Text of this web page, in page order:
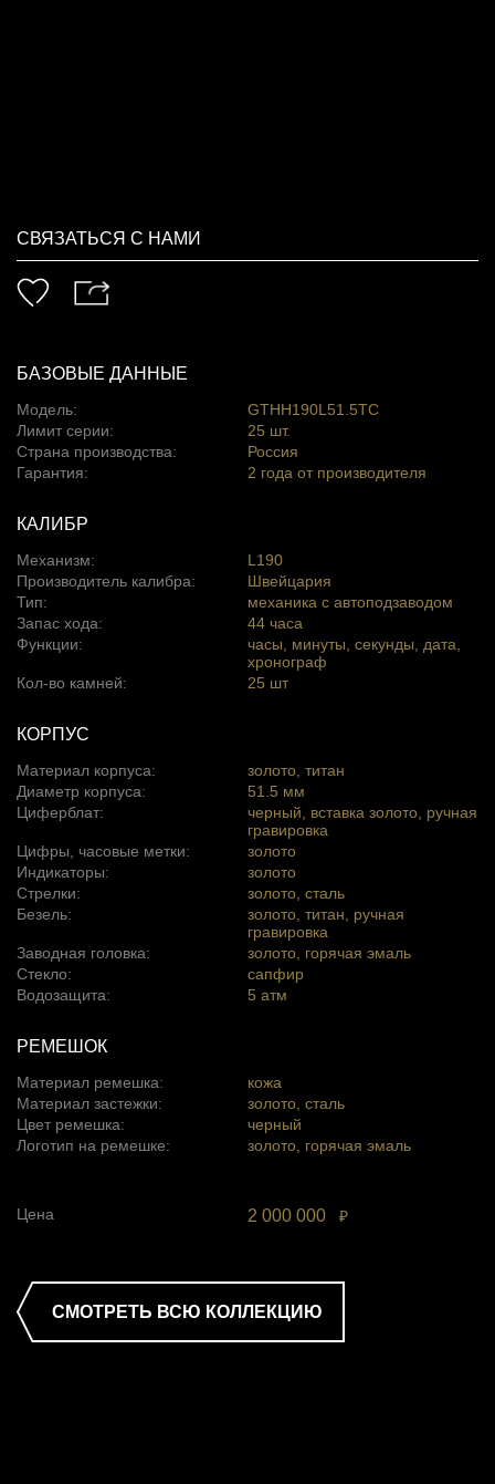
СВЯЗАТЬСЯ С НАМИ
БАЗОВЫЕ ДАННЫЕ
Модель:
GTHH190L51.5TC
Лимит серии:
25 шт.
Страна производства:
Россия
Гарантия:
2 года от производителя
КАЛИБР
Механизм:
L190
Производитель калибра:
Швейцария
Тип:
механика с автоподзаводом
Запас хода:
44 часа
Функции:
часы, минуты, секунды, дата,
хронограф
Кол-во камней:
25 шт
КОРПУС
Материал корпуса:
золото, титан
Диаметр корпуса:
51.5 мм
Циферблат:
черный, вставка золото, ручная
гравировка
Цифры, часовые метки:
золото
Индикаторы:
золото
Стрелки:
золото, сталь
Безель:
золото, титан, ручная
гравировка
Заводная головка:
золото, горячая эмаль
Стекло:
сапфир
Водозащита:
5 атм
РЕМЕШОК
Материал ремешка:
кожа
Материал застежки:
золото, сталь
Цвет ремешка:
черный
Логотип на ремешке:
золото, горячая эмаль
Цена 2 000 000 ₽
СМОТРЕТЬ ВСЮ КОЛЛЕКЦИЮ